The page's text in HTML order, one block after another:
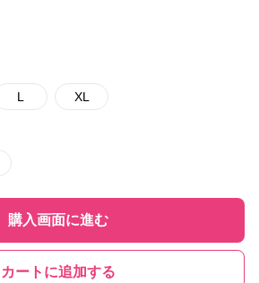
L XL
購入画面に進む
カートに追加する